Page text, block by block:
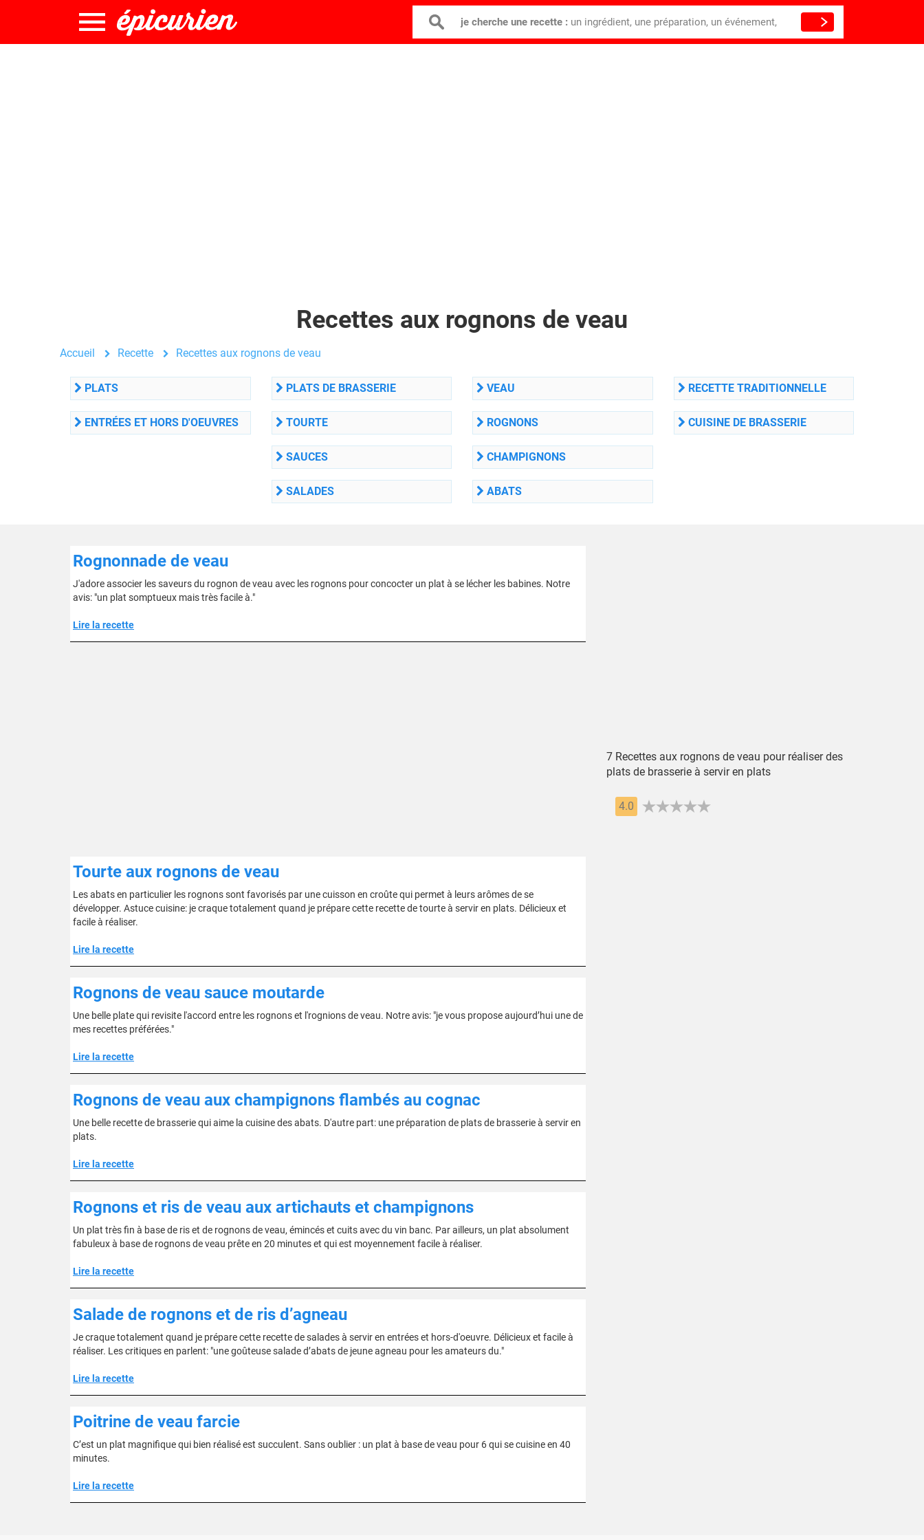
je cherche une recette : un ingrédient, une préparation, un événement,
Recettes aux rognons de veau
Accueil Recette Recettes aux rognons de veau
PLATS
ENTRÉES ET HORS D'OEUVRES
PLATS DE BRASSERIE
TOURTE
SAUCES
SALADES
VEAU
ROGNONS
CHAMPIGNONS
ABATS
RECETTE TRADITIONNELLE
CUISINE DE BRASSERIE
Rognonnade de veau
J'adore associer les saveurs du rognon de veau avec les rognons pour concocter un plat à se lécher les babines. Notre
avis: "un plat somptueux mais très facile à."
Lire la recette
Tourte aux rognons de veau
Les abats en particulier les rognons sont favorisés par une cuisson en croûte qui permet à leurs arômes de se
développer. Astuce cuisine: je craque totalement quand je prépare cette recette de tourte à servir en plats. Délicieux et
facile à réaliser.
Lire la recette
Rognons de veau sauce moutarde
Une belle plate qui revisite l'accord entre les rognons et l'rognions de veau. Notre avis: "je vous propose aujourd’hui une de
mes recettes préférées."
Lire la recette
Rognons de veau aux champignons flambés au cognac
Une belle recette de brasserie qui aime la cuisine des abats. D'autre part: une préparation de plats de brasserie à servir en
plats.
Lire la recette
Rognons et ris de veau aux artichauts et champignons
Un plat très fin à base de ris et de rognons de veau, émincés et cuits avec du vin banc. Par ailleurs, un plat absolument
fabuleux à base de rognons de veau prête en 20 minutes et qui est moyennement facile à réaliser.
Lire la recette
Salade de rognons et de ris d’agneau
Je craque totalement quand je prépare cette recette de salades à servir en entrées et hors-d'oeuvre. Délicieux et facile à
réaliser. Les critiques en parlent: "une goûteuse salade d’abats de jeune agneau pour les amateurs du."
Lire la recette
Poitrine de veau farcie
C’est un plat magnifique qui bien réalisé est succulent. Sans oublier : un plat à base de veau pour 6 qui se cuisine en 40
minutes.
Lire la recette
7 Recettes aux rognons de veau pour réaliser des
plats de brasserie à servir en plats
4.0